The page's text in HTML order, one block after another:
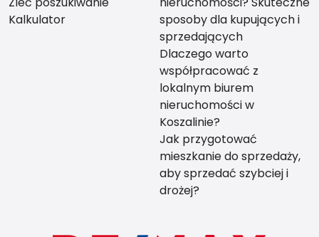
Kalkulator
sposoby dla kupujących i
sprzedających
Dlaczego warto
współpracować z
lokalnym biurem
nieruchomości w
Koszalinie?
Jak przygotować
mieszkanie do sprzedaży,
aby sprzedać szybciej i
drożej?